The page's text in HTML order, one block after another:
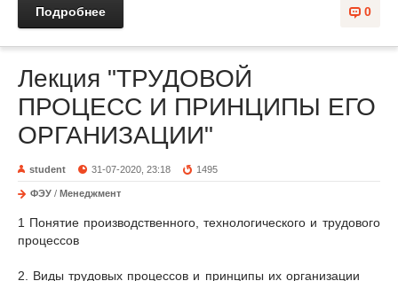
0
Подробнее
Лекция "ТРУДОВОЙ
ПРОЦЕСС И ПРИНЦИПЫ ЕГО
ОРГАНИЗАЦИИ"
student 31-07-2020, 23:18 1495
ФЭУ / Менеджмент
1 Понятие производственного, технологического и трудового
процессов
2. Виды трудовых процессов и принципы их организации